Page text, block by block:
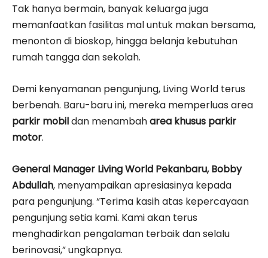
Tak hanya bermain, banyak keluarga juga
memanfaatkan fasilitas mal untuk makan bersama,
menonton di bioskop, hingga belanja kebutuhan
rumah tangga dan sekolah.
Demi kenyamanan pengunjung, Living World terus
berbenah. Baru-baru ini, mereka memperluas area
parkir mobildan menambaharea khusus parkir
motor.
General Manager Living World Pekanbaru, Bobby
Abdullah, menyampaikan apresiasinya kepada
para pengunjung. “Terima kasih atas kepercayaan
pengunjung setia kami. Kami akan terus
menghadirkan pengalaman terbaik dan selalu
berinovasi,” ungkapnya.